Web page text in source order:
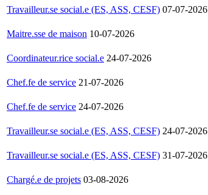
Travailleur.se social.e (ES, ASS, CESF) 07-07-2026
Maitre.sse de maison 10-07-2026
Coordinateur.rice social.e 24-07-2026
Chef.fe de service 21-07-2026
Chef.fe de service 24-07-2026
Travailleur.se social.e (ES, ASS, CESF) 24-07-2026
Travailleur.se social.e (ES, ASS, CESF) 31-07-2026
Chargé.e de projets 03-08-2026